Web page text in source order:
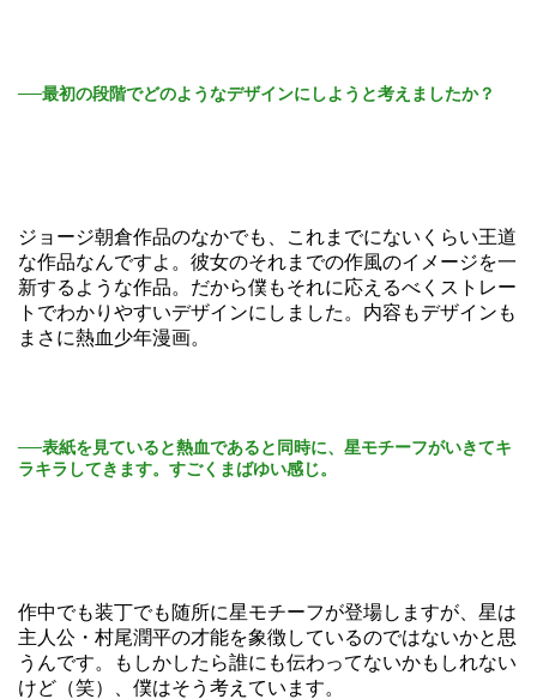
──最初の段階でどのようなデザインにしようと考えましたか？
ジョージ朝倉作品のなかでも、これまでにないくらい王道
な作品なんですよ。彼女のそれまでの作風のイメージを一
新するような作品。だから僕もそれに応えるべくストレー
トでわかりやすいデザインにしました。内容もデザインも
まさに熱血少年漫画。
──表紙を見ていると熱血であると同時に、星モチーフがいきてキ
ラキラしてきます。すごくまばゆい感じ。
作中でも装丁でも随所に星モチーフが登場しますが、星は
主人公・村尾潤平の才能を象徴しているのではないかと思
うんです。もしかしたら誰にも伝わってないかもしれない
けど（笑）、僕はそう考えています。